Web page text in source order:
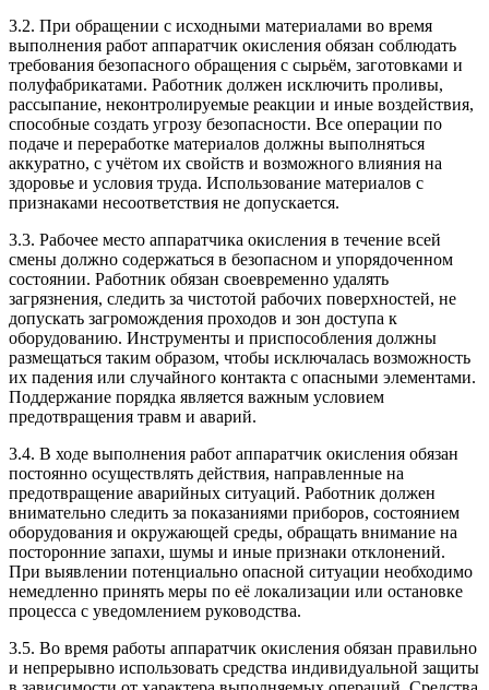
3.2. При обращении с исходными материалами во время
выполнения работ аппаратчик окисления обязан соблюдать
требования безопасного обращения с сырьём, заготовками и
полуфабрикатами. Работник должен исключить проливы,
рассыпание, неконтролируемые реакции и иные воздействия,
способные создать угрозу безопасности. Все операции по
подаче и переработке материалов должны выполняться
аккуратно, с учётом их свойств и возможного влияния на
здоровье и условия труда. Использование материалов с
признаками несоответствия не допускается.
3.3. Рабочее место аппаратчика окисления в течение всей
смены должно содержаться в безопасном и упорядоченном
состоянии. Работник обязан своевременно удалять
загрязнения, следить за чистотой рабочих поверхностей, не
допускать загромождения проходов и зон доступа к
оборудованию. Инструменты и приспособления должны
размещаться таким образом, чтобы исключалась возможность
их падения или случайного контакта с опасными элементами.
Поддержание порядка является важным условием
предотвращения травм и аварий.
3.4. В ходе выполнения работ аппаратчик окисления обязан
постоянно осуществлять действия, направленные на
предотвращение аварийных ситуаций. Работник должен
внимательно следить за показаниями приборов, состоянием
оборудования и окружающей среды, обращать внимание на
посторонние запахи, шумы и иные признаки отклонений.
При выявлении потенциально опасной ситуации необходимо
немедленно принять меры по её локализации или остановке
процесса с уведомлением руководства.
3.5. Во время работы аппаратчик окисления обязан правильно
и непрерывно использовать средства индивидуальной защиты